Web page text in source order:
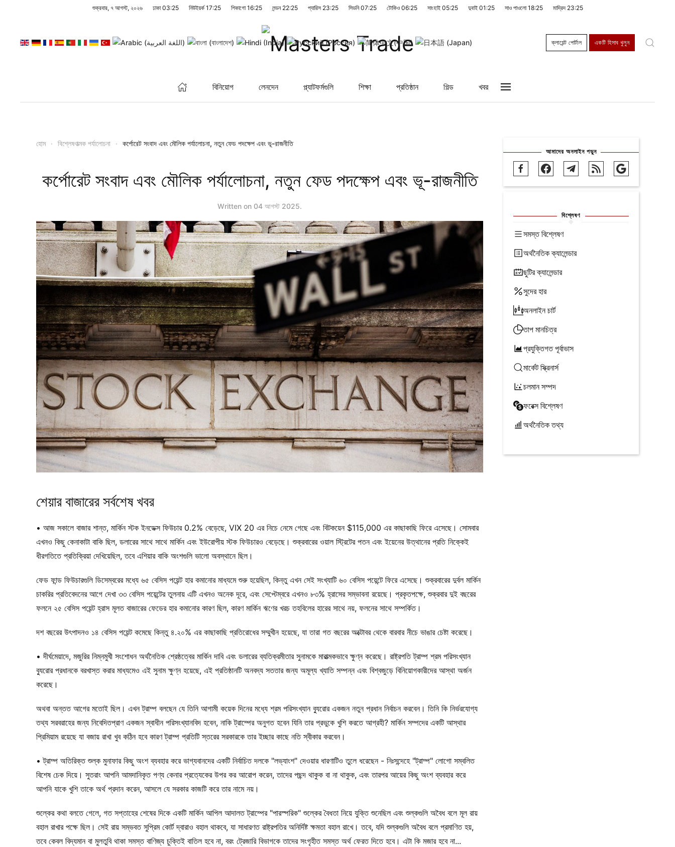
শুক্রবার, ৭ আগস্ট, ২০২৬ ঢাকা03:25 নিউইয়র্ক17:25 শিকাগো16:25 লন্ডন 22:25 প্যারিস 23:25 সিডনি07:25 টোকিও 06:25 সাংহাই 05:25 দুবাই 01:25 সাও পাওলো18:25 মাদ্রিদ 23:25
ক্লায়েন্ট পোর্টাল একটি হিসাব খুলুন
বিনিয়োগ লেনদেন প্ল্যাটফর্মগুলি শিক্ষা প্রতিষ্ঠান গিল্ড খবর
হোম বিশ্লেষণাত্মক পর্যালোচনা কর্পোরেট সংবাদ এবং মৌলিক পর্যালোচনা, নতুন ফেড পদক্ষেপ এবং ভূ-রাজনীতি
কর্পোরেট সংবাদ এবং মৌলিক পর্যালোচনা, নতুন ফেড পদক্ষেপ এবং ভূ-রাজনীতি
Written on 04 আগস্ট 2025.
শেয়ার বাজারের সর্বশেষ খবর
• আজ সকালে বাজার শান্ত, মার্কিন স্টক ইনডেক্স ফিউচার 0.2% বেড়েছে, VIX 20 এর নিচে নেমে গেছে এবং বিটকয়েন $115,000 এর কাছাকাছি ফিরে এসেছে। সোমবার
এখনও কিছু কেনাকাটা বাকি ছিল, ডলারের সাথে সাথে মার্কিন এবং ইউরোপীয় স্টক ফিউচারও বেড়েছে। শুক্রবারের ওয়াল স্ট্রিটের পতন এবং ইয়েনের উত্থানের প্রতি নিক্কেই
ধীরগতিতে প্রতিক্রিয়া দেখিয়েছিল, তবে এশিয়ার বাকি অংশগুলি ভালো অবস্থানে ছিল।
ফেড ফান্ড ফিউচারগুলি ডিসেম্বরের মধ্যে ৬৫ বেসিস পয়েন্ট হার কমানোর মাধ্যমে শুরু হয়েছিল, কিন্তু এখন সেই সংখ্যাটি ৬০ বেসিস পয়েন্টে ফিরে এসেছে। শুক্রবারের দুর্বল মার্কিন
চাকরির প্রতিবেদনের আগে দেখা ৩৩ বেসিস পয়েন্টের তুলনায় এটি এখনও অনেক দূরে, এবং সেপ্টেম্বরে এখনও ৮৩% হ্রাসের সম্ভাবনা রয়েছে। প্রকৃতপক্ষে, শুক্রবার দুই বছরের
ফলনে ২৫ বেসিস পয়েন্ট হ্রাস মূলত বাজারের ফেডের হার কমানোর কারণ ছিল, কারণ মার্কিন ঋণের খরচ তহবিলের হারের সাথে নয়, ফলনের সাথে সম্পর্কিত।
দশ বছরের উৎপাদনও ১৪ বেসিস পয়েন্ট কমেছে কিন্তু ৪.২০% এর কাছাকাছি প্রতিরোধের সম্মুখীন হয়েছে, যা তারা গত বছরের অক্টোবর থেকে বারবার নীচে ভাঙার চেষ্টা করেছে।
• দীর্ঘমেয়াদে, মজুরির নিম্নমুখী সংশোধন অর্থনৈতিক শ্রেষ্ঠত্বের মার্কিন দাবি এবং ডলারের ব্যতিক্রমীতার সুনামকে মারাত্মকভাবে ক্ষুণ্ন করেছে। রাষ্ট্রপতি ট্রাম্প শ্রম পরিসংখ্যান
ব্যুরোর প্রধানকে বরখাস্ত করার মাধ্যমেও এই সুনাম ক্ষুণ্ন হয়েছে, এই প্রতিষ্ঠানটি অনবদ্য সততার জন্য অমূল্য খ্যাতি সম্পন্ন এবং বিশ্বজুড়ে বিনিয়োগকারীদের আস্থা অর্জন
করেছে।
অথবা অন্তত আগের মতোই ছিল। এখন ট্রাম্প বলছেন যে তিনি আগামী কয়েক দিনের মধ্যে শ্রম পরিসংখ্যান ব্যুরোর একজন নতুন প্রধান নির্বাচন করবেন। তিনি কি নির্ভরযোগ্য
তথ্য সরবরাহের জন্য নিবেদিতপ্রাণ একজন স্বাধীন পরিসংখ্যানবিদ হবেন, নাকি ট্রাম্পের অনুগত হবেন যিনি তার প্রভুকে খুশি করতে আগ্রহী? মার্কিন সম্পদের একটি আস্থার
প্রিমিয়াম রয়েছে যা বজায় রাখা খুব কঠিন হবে কারণ ট্রাম্প প্রতিটি স্তরের সরকারকে তার ইচ্ছার কাছে নতি স্বীকার করবেন।
• ট্রাম্প অতিরিক্ত শুল্ক মুনাফার কিছু অংশ ব্যবহার করে ভাগ্যবানদের একটি নির্বাচিত দলকে "লভ্যাংশ" দেওয়ার ধারণাটিও তুলে ধরেছেন - নিঃসন্দেহে "ট্রাম্প" লোগো সম্বলিত
বিশেষ চেক দিয়ে। সুতরাং আপনি আমদানিকৃত পণ্য কেনার প্রত্যেকের উপর কর আরোপ করেন, তাদের পছন্দ থাকুক বা না থাকুক, এবং তারপর আয়ের কিছু অংশ ব্যবহার করে
আপনি যাকে খুশি তাকে অর্থ প্রদান করেন, আসলে যে সরকার কাজটি করে তার নামে নয়।
শুল্কের কথা বলতে গেলে, গত সপ্তাহের শেষের দিকে একটি মার্কিন আপিল আদালত ট্রাম্পের "পারস্পরিক" শুল্কের বৈধতা নিয়ে যুক্তি শুনেছিল এবং শুল্কগুলি অবৈধ বলে মূল রায়
বহাল রাখার পক্ষে ছিল। সেই রায় সম্ভবত সুপ্রিম কোর্ট দ্বারাও বহাল থাকবে, যা সাধারণত রাষ্ট্রপতির অনির্দিষ্ট ক্ষমতা বহাল রাখে। তবে, যদি শুল্কগুলি অবৈধ বলে প্রমাণিত হয়,
তবে কেবল বিদ্যমান বা মুলতুবি থাকা সমস্ত বাণিজ্য চুক্তিই বাতিল হবে না, বরং ট্রেজারি বিভাগকে তাদের সংগৃহীত সমস্ত অর্থ ফেরত দিতে হবে। এটা কি মজার হবে না...
আমাদের অনলাইন পড়ুন
বিশ্লেষণ
সমস্ত বিশ্লেষণ
অর্থনৈতিক ক্যালেন্ডার
ছুটির ক্যালেন্ডার
সুদের হার
অনলাইন চার্ট
তাপ মানচিত্র
প্রযুক্তিগত পূর্বাভাস
মার্কেট স্ক্রিনার্স
চলমান সম্পদ
ফরেক্স বিশ্লেষণ
অর্থনৈতিক তথ্য